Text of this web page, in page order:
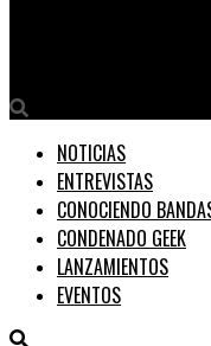
NOTICIAS
ENTREVISTAS
CONOCIENDO
CONDENADO GEEK
LANZAMIENTOS
EVENTOS